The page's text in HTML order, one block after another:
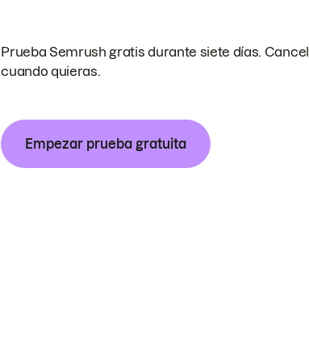
Prueba Semrush gratis durante siete días.
cuando quieras.
Empezar prueba gratuita